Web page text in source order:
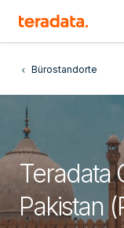
Bürostandorte
Teradata
Pakistan